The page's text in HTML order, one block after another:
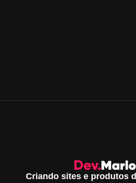
Criando sites e produtos